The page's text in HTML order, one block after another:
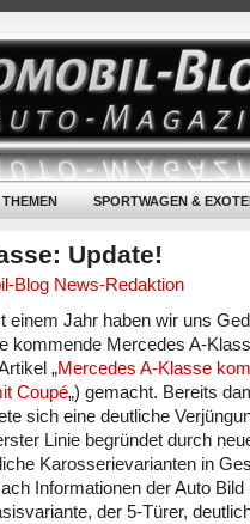
THEMEN SPORTWAGEN &
Update!
Blog News-Redaktion
einem Jahr haben wir uns
kommende Mercedes A-
„Mercedes A-Klasse
Coupé„) gemacht. Bereits
sich eine deutliche
Linie begründet durch
Karosserievarianten in
Informationen der Auto Bild
der 5-Türer,